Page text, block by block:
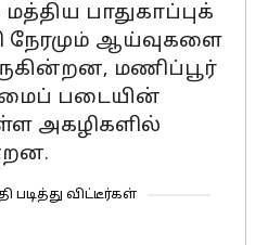
பாதுகாப்புக்
நேரமும் ஆய்வுகளை
மணிப்பூர்
படையின்
அகழிகளில்
படித்து விட்டீர்கள்